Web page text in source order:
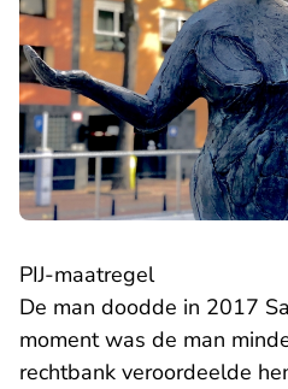
PIJ-maatregel
De man doodde in 2017
moment was de man
rechtbank veroordeelde